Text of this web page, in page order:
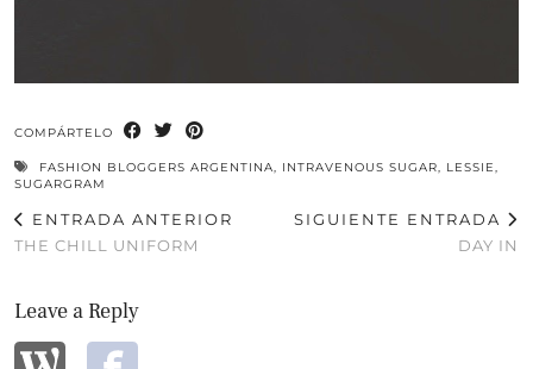
COMPÁRTELO
FASHION BLOGGERS ARGENTINA, INTRAVENOUS SUGAR, LESSIE,
SUGARGRAM
ENTRADA ANTERIOR
THE CHILL UNIFORM
SIGUIENTE ENTRADA
DAY IN
Leave a Reply